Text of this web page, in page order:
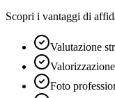
Scopri i vantaggi di
Valutazione
Foto